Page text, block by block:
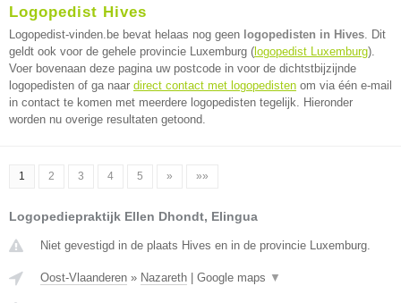
Logopedist Hives
Logopedist-vinden.be bevat helaas nog geen logopedisten in Hives. Dit
geldt ook voor de gehele provincie Luxemburg ( logopedist Luxemburg).
Voer bovenaan deze pagina uw postcode in voor de dichtstbijzijnde
logopedisten of ga naar direct contact met logopedisten om via één e-mail
in contact te komen met meerdere logopedisten tegelijk. Hieronder
worden nu overige resultaten getoond.
1 2 3 4 5 » »»
Logopediepraktijk Ellen Dhondt, Elingua
Niet gevestigd in de plaats Hives en in de provincie Luxemburg.
Oost-Vlaanderen » Nazareth Google maps ▼